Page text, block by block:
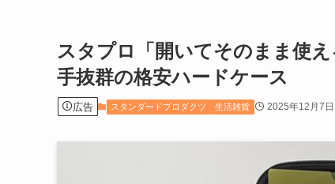
スタプロ「開いてそのまま使
手抜群の格安ハードケース
広告 スタンダードプロダクツ 生活雑貨 2025年12月7日